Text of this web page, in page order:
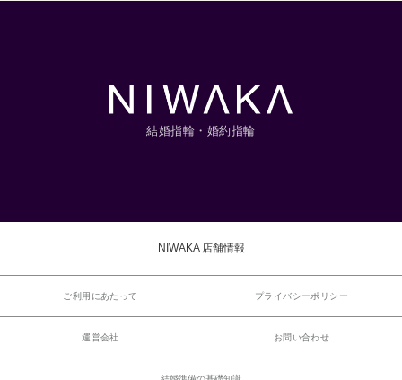
結婚指輪・婚約指輪
NIWAKA 店舗情報
ご利用にあたって プライバシーポリシー
運営会社 お問い合わせ